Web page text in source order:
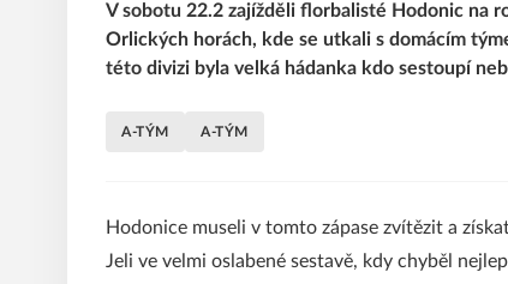
V sobotu 22.2 zajížděli florbalisté Hodonic na
Orlických horách, kde se utkali s domácím
této divizi byla velká hádanka kdo sestoupí
A-TÝM A-TÝM
Hodonice museli v tomto zápase zvítězit a
Jeli ve velmi oslabené sestavě, kdy chyběl